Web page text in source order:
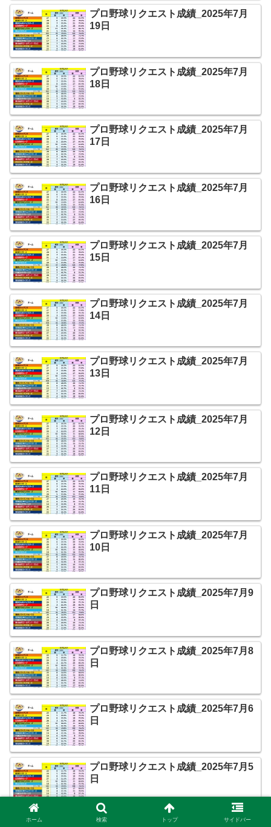
プロ野球リクエスト成績_2025年7月
19日
プロ野球リクエスト成績_2025年7月
18日
プロ野球リクエスト成績_2025年7月
17日
プロ野球リクエスト成績_2025年7月
16日
プロ野球リクエスト成績_2025年7月
15日
プロ野球リクエスト成績_2025年7月
14日
プロ野球リクエスト成績_2025年7月
13日
プロ野球リクエスト成績_2025年7月
12日
プロ野球リクエスト成績_2025年7月
11日
プロ野球リクエスト成績_2025年7月
10日
プロ野球リクエスト成績_2025年7月9
日
プロ野球リクエスト成績_2025年7月8
日
プロ野球リクエスト成績_2025年7月6
日
プロ野球リクエスト成績_2025年7月5
日
プロ野球リクエスト成績_2025年7月4
ホーム 検索 トップ サイドバー